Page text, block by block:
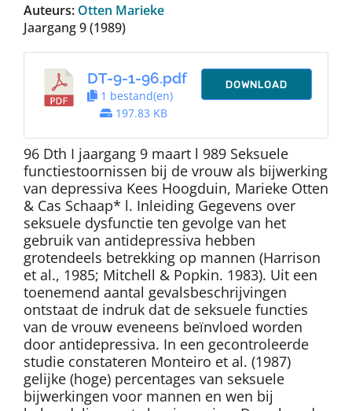
Over Dth
Contact
Auteurs: Otten Marieke
Jaargang 9 (1989)
DT-9-1-96.pdf
1 bestand(en)
197.83 KB
DOWNLOAD
96 Dth I jaargang 9 maart l 989 Seksuele
functiestoornissen bij de vrouw als bijwerking
van depressiva Kees Hoogduin, Marieke Otten
& Cas Schaap* l. Inleiding Gegevens over
seksuele dysfunctie ten gevolge van het
gebruik van antidepressiva hebben
grotendeels betrekking op mannen (Harrison
et al., 1985; Mitchell & Popkin. 1983). Uit een
toenemend aantal gevalsbeschrijvingen
ontstaat de indruk dat de seksuele functies
van de vrouw eveneens beïnvloed worden
door antidepressiva. In een gecontroleerde
studie constateren Monteiro et al. (1987)
gelijke (hoge) percentages van seksuele
bijwerkingen voor mannen en wen bij